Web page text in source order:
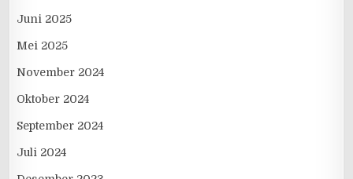
Juni 2025
Mei 2025
November 2024
Oktober 2024
September 2024
Juli 2024